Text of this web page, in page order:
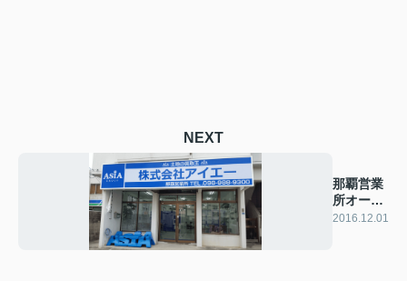
NEXT
那覇営業
所オープ
ン
2016.12.01